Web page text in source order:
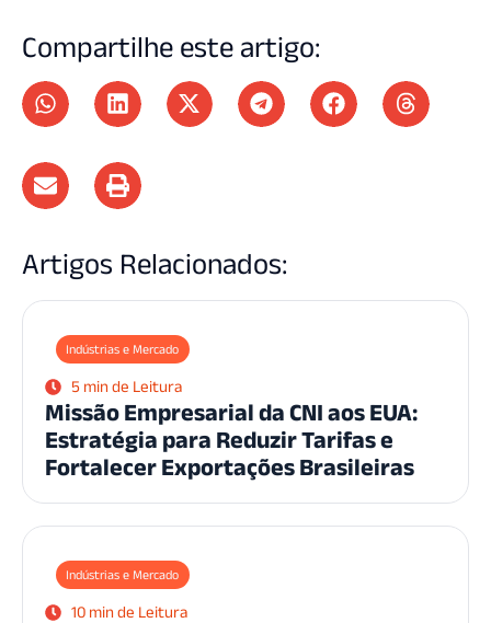
Compartilhe este artigo:
Artigos Relacionados:
Indústrias e Mercado
5 min de Leitura
Missão Empresarial da CNI aos EUA:
Estratégia para Reduzir Tarifas e
Fortalecer Exportações Brasileiras
Indústrias e Mercado
10 min de Leitura